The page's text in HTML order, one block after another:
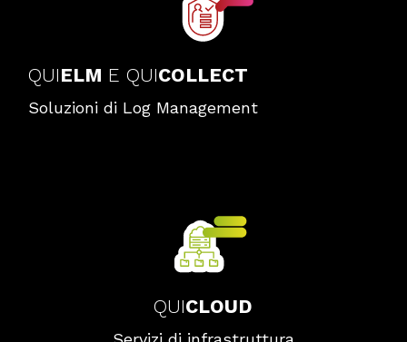
QUIELM E QUICOLLECT
Soluzioni di Log Management
QUICLOUD